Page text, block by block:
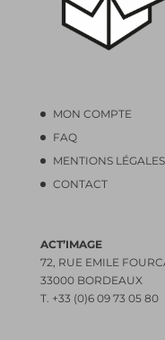
MON COMPTE
FAQ
MENTIONS LÉGALES
CONTACT
ACT’IMAGE
72, RUE EMILE
33000 BORDEAUX
T. +33 (0)6 09 73 05 80